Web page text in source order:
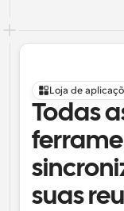
Loja de
Todas
suas